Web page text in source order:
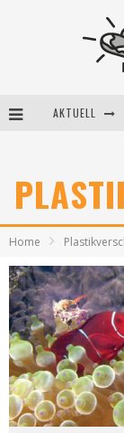
AKTUELL
Home